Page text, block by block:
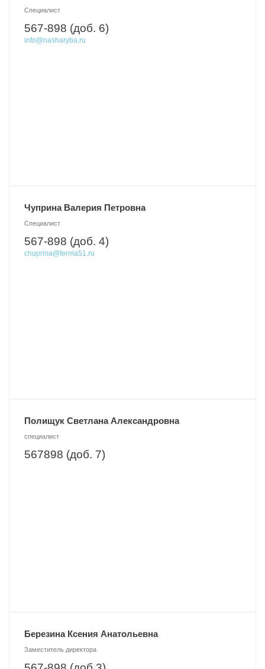
Специалист
567-898 (доб. 6)
info@nasharyba.ru
Чуприна Валерия Петровна
Специалист
567-898 (доб. 4)
chuprina@ferma51.ru
Полищук Светлана Александровна
специалист
567898 (доб. 7)
Березина Ксения Анатольевна
Заместитель директора